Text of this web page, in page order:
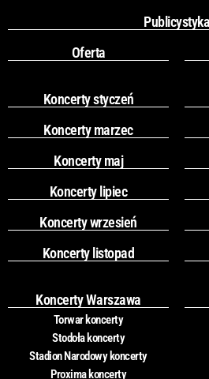
Publicystyka
Oferta
Koncerty styczeń
Koncerty marzec
Koncerty maj
Koncerty lipiec
Koncerty wrzesień
Koncerty listopad
Koncerty Warszawa
Torwar koncerty
Stodoła koncerty
Stadion Narodowy koncerty
Proxima koncerty